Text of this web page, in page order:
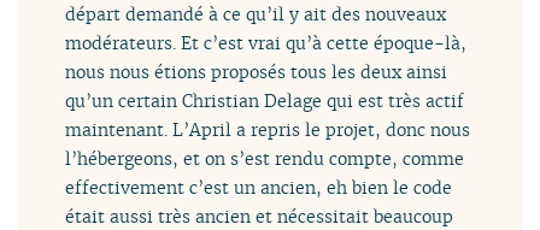
départ demandé à ce qu’il y ait des nouveaux
modérateurs. Et c’est vrai qu’à cette époque-là,
nous nous étions proposés tous les deux ainsi
qu’un certain Christian Delage qui est très actif
maintenant. L’April a repris le projet, donc nous
l’hébergeons, et on s’est rendu compte, comme
effectivement c’est un ancien, eh bien le code
était aussi très ancien et nécessitait beaucoup